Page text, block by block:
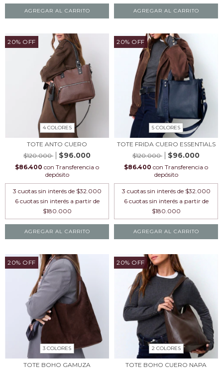
AGREGAR AL CARRITO AGREGAR AL CARRITO
20% OFF
4 COLORES
TOTE ANTO CUERO
$120.000
$96.000
$86.400 con Transferencia o
depósito
3 cuotas sin interés de $32.000
AGREGAR AL CARRITO
20% OFF
5 COLORES
TOTE FRIDA CUERO ESSENTIALS
$120.000
$96.000
$86.400 con Transferencia o
depósito
3 cuotas sin interés de $32.000
AGREGAR AL CARRITO
20% OFF
3 COLORES
TOTE BOHO GAMUZA
20% OFF
2 COLORES
TOTE BOHO CUERO NAPA